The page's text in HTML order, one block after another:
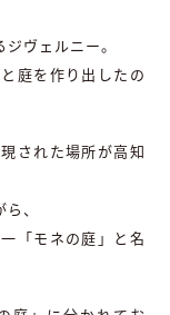
ヴェルニー。
庭を作り出したの
された場所が高知
、
「モネの庭」と名